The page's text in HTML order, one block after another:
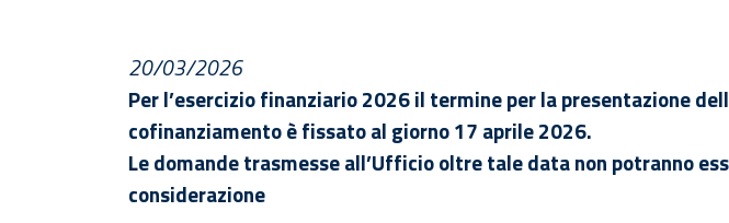
20/03/2026
Per l’esercizio finanziario 2026 il termine per la presentazione
cofinanziamento è fissato al giorno 17 aprile 2026.
Le domande trasmesse all’Ufficio oltre tale data non potranno
considerazione